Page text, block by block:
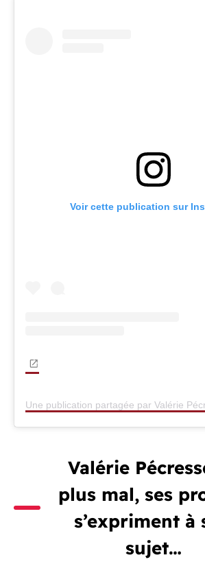
Voir cette publication sur
Valérie
plus mal, ses
s’expriment à
sujet…